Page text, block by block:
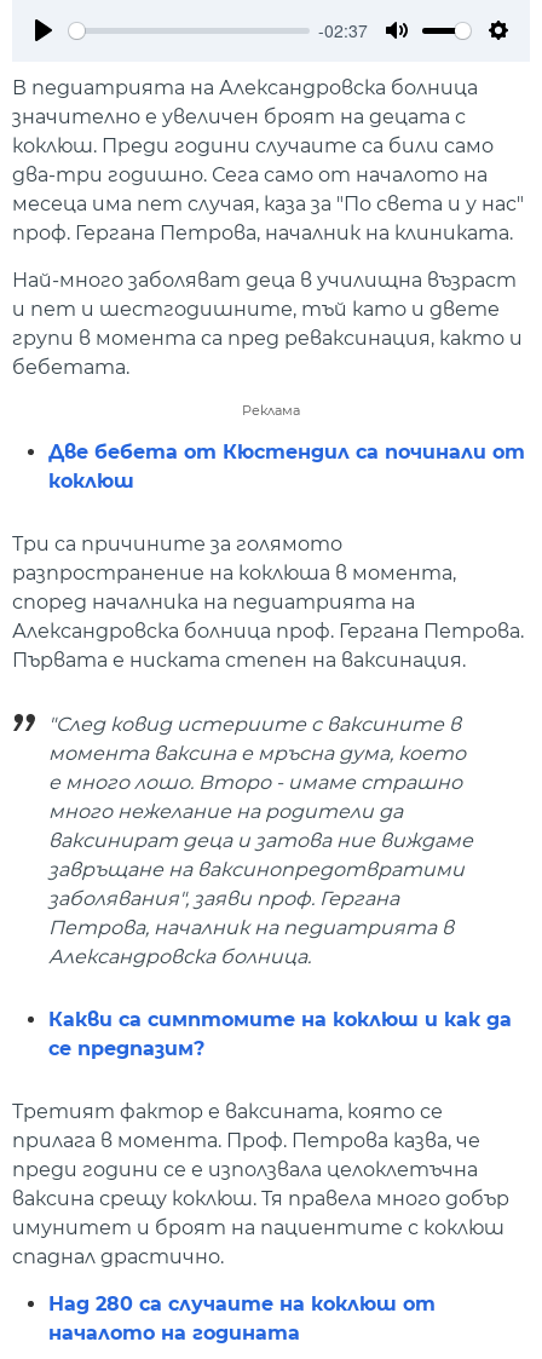
-02:37
В педиатрията на Александровска болница
значително е увеличен броят на децата с
коклюш. Преди години случаите са били само
два-три годишно. Сега само от началото на
месеца има пет случая, каза за "По света и у нас"
проф. Гергана Петрова, началник на клиниката.
Най-много заболяват деца в училищна възраст
и пет и шестгодишните, тъй като и двете
групи в момента са пред реваксинация, както и
бебетата.
Реклама
Две бебета от Кюстендил са починали от
коклюш
Три са причините за голямото
разпространение на коклюша в момента,
според началника на педиатрията на
Александровска болница проф. Гергана Петрова.
Първата е ниската степен на ваксинация.
"След ковид истериите с ваксините в
момента ваксина е мръсна дума, което
е много лошо. Второ - имаме страшно
много нежелание на родители да
ваксинират деца и затова ние виждаме
завръщане на ваксинопредотвратими
заболявания", заяви проф. Гергана
Петрова, началник на педиатрията в
Александровска болница.
Какви са симптомите на коклюш и как да
се предпазим?
Третият фактор е ваксината, която се
прилага в момента. Проф. Петрова казва, че
преди години се е използвала целоклетъчна
ваксина срещу коклюш. Тя правела много добър
имунитет и броят на пациентите с коклюш
спаднал драстично.
Над 280 са случаите на коклюш от
началото на годината